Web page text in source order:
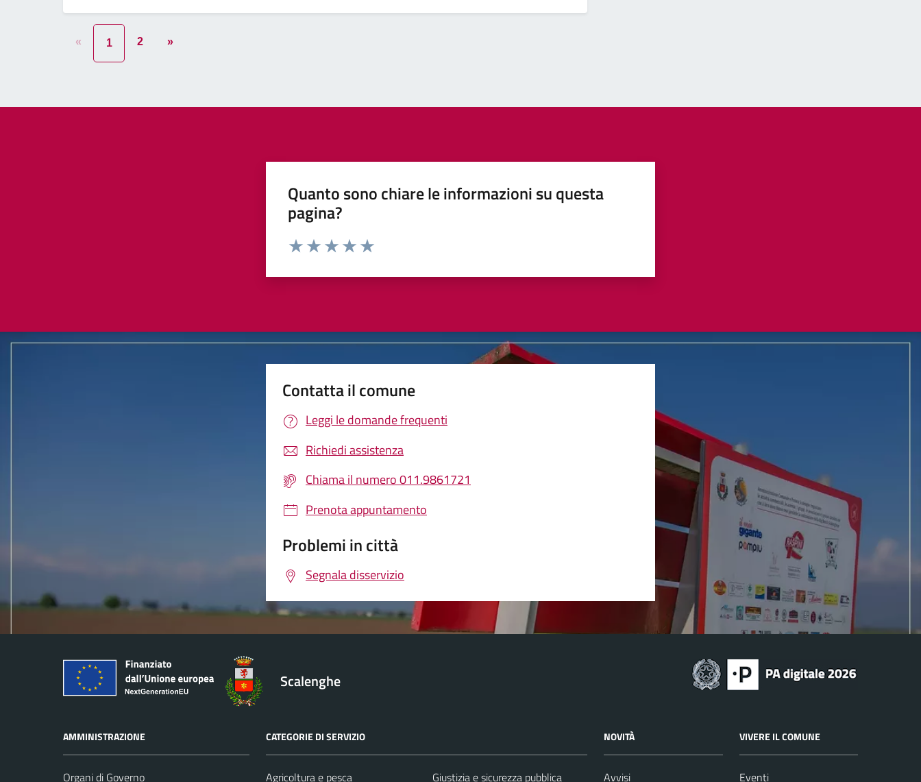
« 1 2 »
Quanto sono chiare le informazioni su questa
pagina?
Valuta da 1 a 5 stelle la pagina
Contatta il comune
Leggi le domande frequenti
Richiedi assistenza
Chiama il numero 011.9861721
Prenota appuntamento
Problemi in città
Segnala disservizio
Scalenghe
AMMINISTRAZIONE
Organi di Governo
CATEGORIE DI SERVIZIO
Agricoltura e pesca Giustizia e sicurezza pubblica
NOVITÀ
Avvisi
VIVERE IL COMUNE
Eventi